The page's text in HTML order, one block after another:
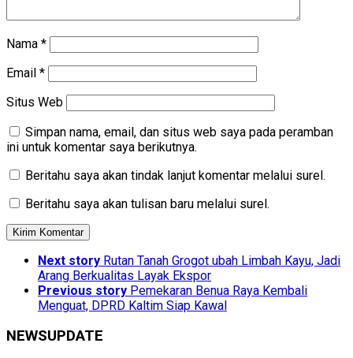
Nama *
Email *
Situs Web
Simpan nama, email, dan situs web saya pada peramban
ini untuk komentar saya berikutnya.
Beritahu saya akan tindak lanjut komentar melalui surel.
Beritahu saya akan tulisan baru melalui surel.
Next story Rutan Tanah Grogot ubah Limbah Kayu, Jadi
Arang Berkualitas Layak Ekspor
Previous story Pemekaran Benua Raya Kembali
Menguat, DPRD Kaltim Siap Kawal
NEWSUPDATE